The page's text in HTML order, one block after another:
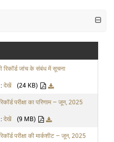
जांच के संबंध में सूचना
देखें (24 KB)
परीक्षा का परिणाम – जून, 2025
देखें (9 MB)
परीक्षा की मार्कशीट – जून, 2025